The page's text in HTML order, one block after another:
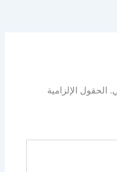
الحقول الإلزامية